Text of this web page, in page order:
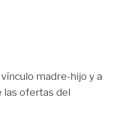
madre-hijo y a
las ofertas del